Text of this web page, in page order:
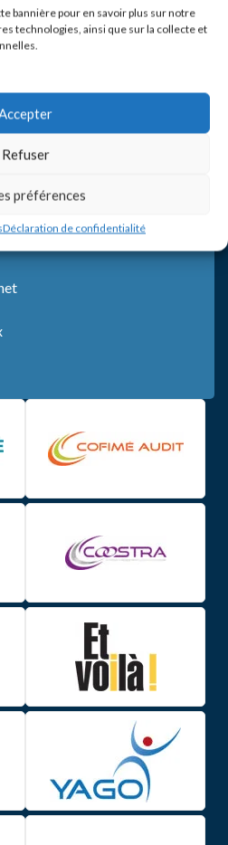
bannière pour en savoir plus sur notre
technologies, ainsi que sur la collecte et
Refuser
préférences
Déclaration de confidentialité